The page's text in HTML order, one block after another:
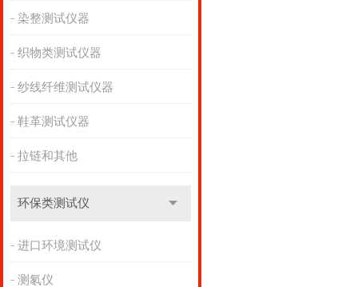
染整测试仪器
织物类测试仪器
纱线纤维测试仪器
鞋革测试仪器
拉链和其他
环保类测试仪
进口环境测试仪
测氡仪